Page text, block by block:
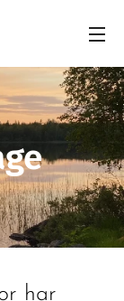
har